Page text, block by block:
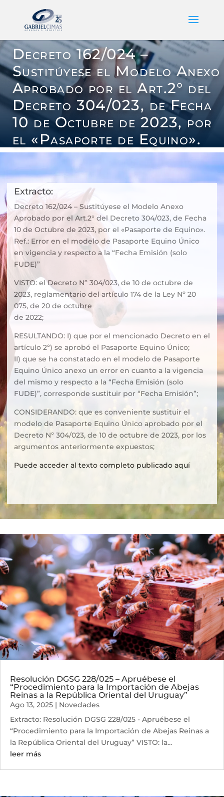
Decreto 162/024 –
Sustitúyese el Modelo Anexo
Aprobado por el Art.2° del
Decreto 304/023, de Fecha
10 de Octubre de 2023, por
el «Pasaporte de Equino».
Extracto:
Decreto 162/024 – Sustitúyese el Modelo Anexo
Aprobado por el Art.2° del Decreto 304/023, de Fecha
10 de Octubre de 2023, por el «Pasaporte de Equino».
Ref.: Error en el modelo de Pasaporte Equino Único
en vigencia y respecto a la “Fecha Emisión (solo
FUDE)”
VISTO: el Decreto Nº 304/023, de 10 de octubre de
2023, reglamentario del artículo 174 de la Ley Nº 20
075, de 20 de octubre
de 2022;
RESULTANDO: I) que por el mencionado Decreto en el
artículo 2º) se aprobó el Pasaporte Equino Único;
II) que se ha constatado en el modelo de Pasaporte
Equino Único anexo un error en cuanto a la vigencia
del mismo y respecto a la “Fecha Emisión (solo
FUDE)”, corresponde sustituir por “Fecha Emisión”;
CONSIDERANDO: que es conveniente sustituir el
modelo de Pasaporte Equino Único aprobado por el
Decreto Nº 304/023, de 10 de octubre de 2023, por los
argumentos anteriormente expuestos;
Puede acceder al texto completo publicado aquí
Resolución DGSG 228/025 – Apruébese el
“Procedimiento para la Importación de Abejas
Reinas a la República Oriental del Uruguay”
Ago 13, 2025 | Novedades
Extracto: Resolución DGSG 228/025 - Apruébese el
“Procedimiento para la Importación de Abejas Reinas a
la República Oriental del Uruguay” VISTO: la...
leer más